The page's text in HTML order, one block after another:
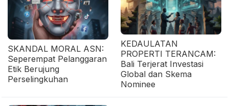
SKANDAL MORAL ASN:
Seperempat Pelanggaran
Etik Berujung
Perselingkuhan
KEDAULATAN
PROPERTI TERANCAM:
Bali Terjerat Investasi
Global dan Skema
Nominee